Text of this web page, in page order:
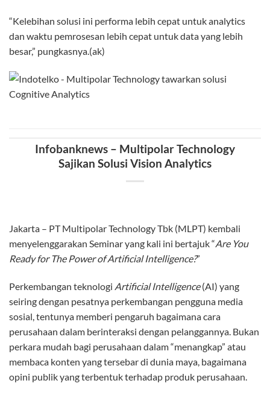
“Kelebihan solusi ini performa lebih cepat untuk analytics
dan waktu pemrosesan lebih cepat untuk data yang lebih
besar,” pungkasnya.(ak)
Infobanknews – Multipolar Technology
Sajikan Solusi Vision Analytics
Jakarta – PT Multipolar Technology Tbk (MLPT) kembali
menyelenggarakan Seminar yang kali ini bertajuk “Are You
Ready for The Power of Artificial Intelligence?”
Perkembangan teknologi Artificial Intelligence(AI) yang
seiring dengan pesatnya perkembangan pengguna media
sosial, tentunya memberi pengaruh bagaimana cara
perusahaan dalam berinteraksi dengan pelanggannya. Bukan
perkara mudah bagi perusahaan dalam “menangkap” atau
membaca konten yang tersebar di dunia maya, bagaimana
opini publik yang terbentuk terhadap produk perusahaan.